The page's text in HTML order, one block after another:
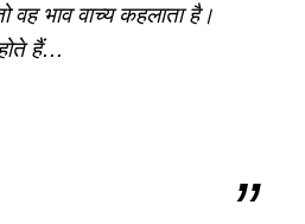
वह भाव वाच्य कहलाता है।
हैं…